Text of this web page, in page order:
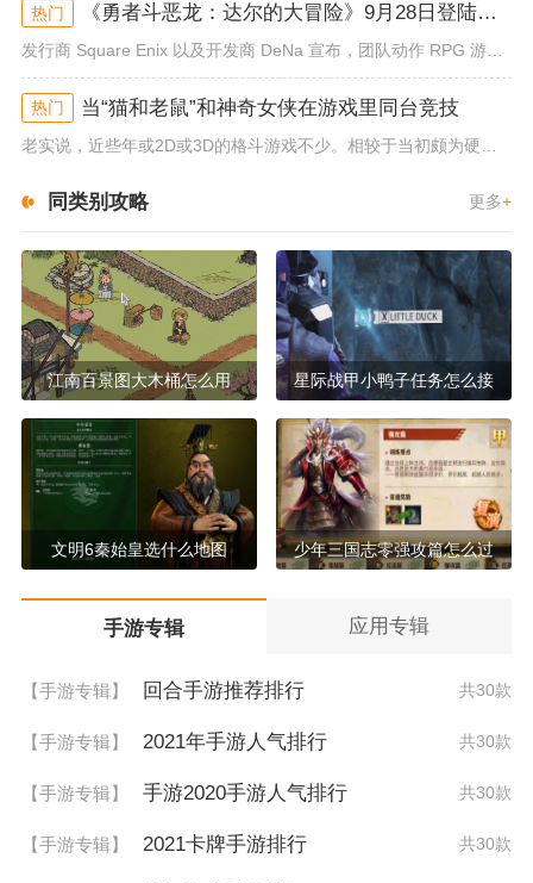
热门 《勇者斗恶龙：达尔的大冒险》9月28日登陆苹果谷歌应用商店
发行商 Square Enix 以及开发商 DeNa 宣布，团队动作 RPG 游戏《勇者斗恶龙：达尔的大冒险 魂之绊》将...
热门 当“猫和老鼠”和神奇女侠在游戏里同台竞技
同类别攻略 更多+
江南百景图大木桶怎么用 星际战甲小鸭子任务怎么接
文明6秦始皇选什么地图 少年三国志零强攻篇怎么过
手游专辑 应用专辑
【手游专辑】 回合手游推荐排行 共30款
【手游专辑】 2021年手游人气排行 共30款
【手游专辑】 手游2020手游人气排行 共30款
【手游专辑】 2021卡牌手游排行 共30款